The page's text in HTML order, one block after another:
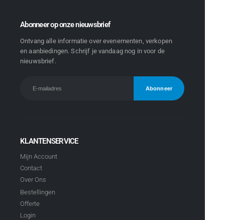
Abonneer op onze nieuwsbrief
Ontvang alle informatie over evenementen, verkopen
en aanbiedingen. Schrijf je vandaag nog in voor de
nieuwsbrief.
KLANTENSERVICE
Mijn Account
Contact
Over Ons
Bestellingen
Offerte
Login